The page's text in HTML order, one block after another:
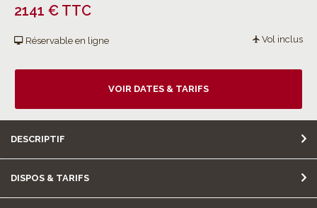
2141 € TTC
Réservable en ligne Vol inclus
VOIR DATES & TARIFS
DESCRIPTIF
DISPOS & TARIFS